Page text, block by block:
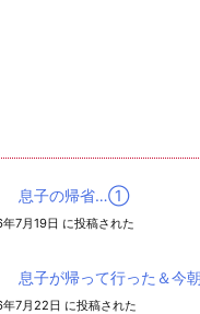
息子の帰省…➀
7月19日 に投稿された
息子が帰って行った＆今
7月22日 に投稿された